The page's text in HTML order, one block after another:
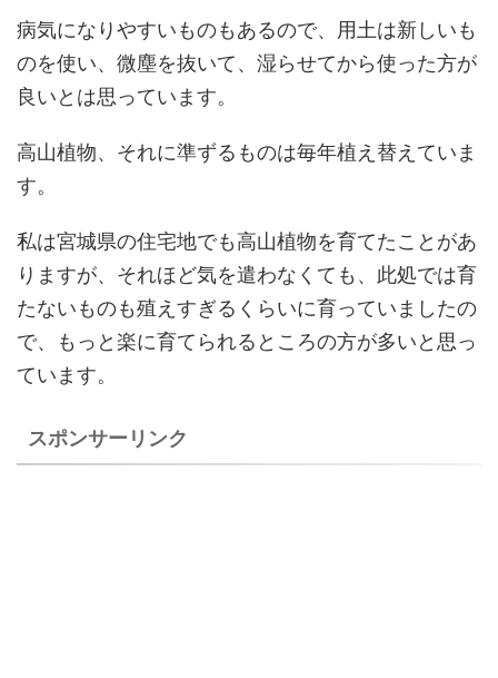
病気になりやすいものもあるので、用土は新しいも
のを使い、微塵を抜いて、湿らせてから使った方が
良いとは思っています。
高山植物、それに準ずるものは毎年植え替えていま
す。
私は宮城県の住宅地でも高山植物を育てたことがあ
りますが、それほど気を遣わなくても、此処では育
たないものも殖えすぎるくらいに育っていましたの
で、もっと楽に育てられるところの方が多いと思っ
ています。
スポンサーリンク